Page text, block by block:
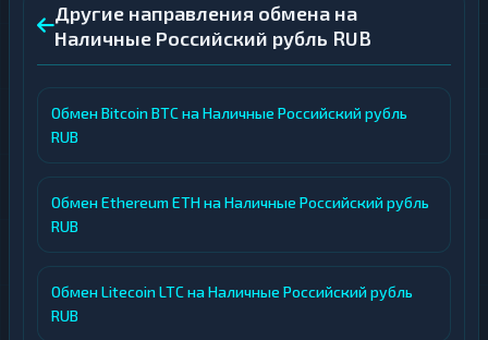
Другие направления обмена на
Наличные Российский рубль RUB
Обмен Bitcoin BTC на Наличные Российский рубль
RUB
Обмен Ethereum ETH на Наличные Российский рубль
RUB
Обмен Litecoin LTC на Наличные Российский рубль
RUB